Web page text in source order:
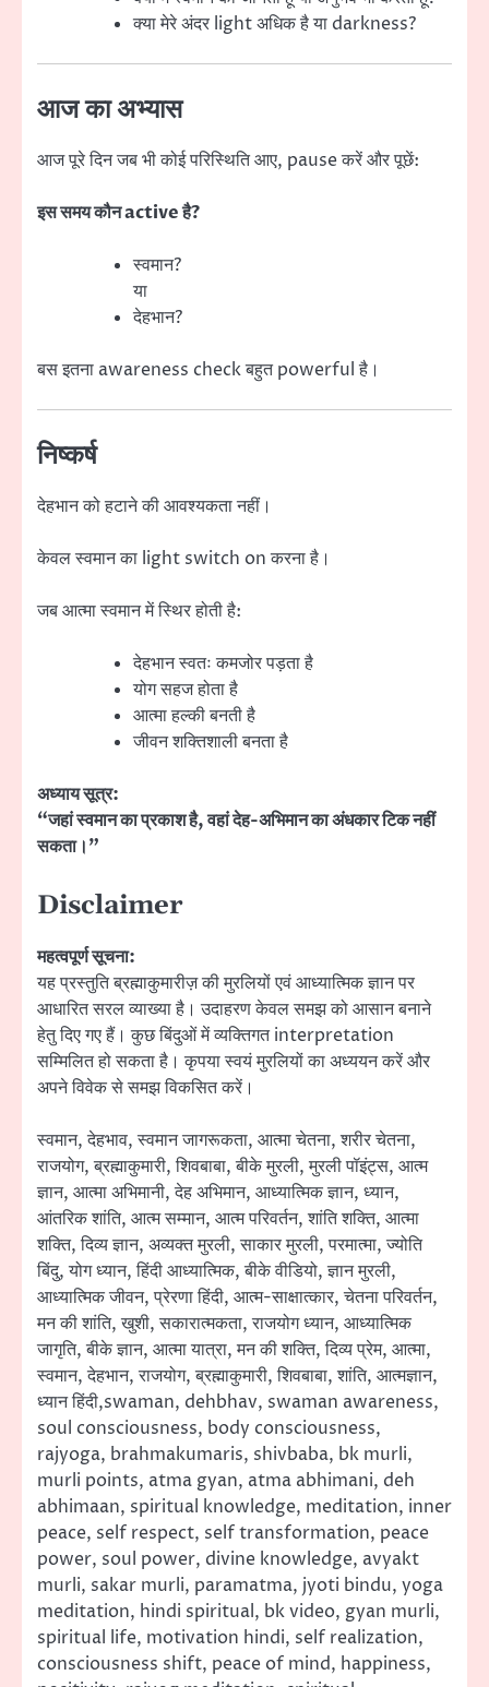
क्या मेरे अंदर light अधिक है या darkness?
आज का अभ्यास
आज पूरे दिन जब भी कोई परिस्थिति आए, pause करें और पूछें:
इस समय कौन active है?
स्वमान?
या
देहभान?
बस इतना awareness check बहुत powerful है।
निष्कर्ष
देहभान को हटाने की आवश्यकता नहीं।
केवल स्वमान का light switch on करना है।
जब आत्मा स्वमान में स्थिर होती है:
देहभान स्वतः कमजोर पड़ता है
योग सहज होता है
आत्मा हल्की बनती है
जीवन शक्तिशाली बनता है
अध्याय सूत्र:
“जहां स्वमान का प्रकाश है, वहां देह-अभिमान का अंधकार टिक नहीं
सकता।”
Disclaimer
महत्वपूर्ण सूचना:
यह प्रस्तुति ब्रह्माकुमारीज़ की मुरलियों एवं आध्यात्मिक ज्ञान पर
आधारित सरल व्याख्या है। उदाहरण केवल समझ को आसान बनाने
हेतु दिए गए हैं। कुछ बिंदुओं में व्यक्तिगत interpretation
सम्मिलित हो सकता है। कृपया स्वयं मुरलियों का अध्ययन करें और
अपने विवेक से समझ विकसित करें।
स्वमान, देहभाव, स्वमान जागरूकता, आत्मा चेतना, शरीर चेतना,
राजयोग, ब्रह्माकुमारी, शिवबाबा, बीके मुरली, मुरली पॉइंट्स, आत्म
ज्ञान, आत्मा अभिमानी, देह अभिमान, आध्यात्मिक ज्ञान, ध्यान,
आंतरिक शांति, आत्म सम्मान, आत्म परिवर्तन, शांति शक्ति, आत्मा
शक्ति, दिव्य ज्ञान, अव्यक्त मुरली, साकार मुरली, परमात्मा, ज्योति
बिंदु, योग ध्यान, हिंदी आध्यात्मिक, बीके वीडियो, ज्ञान मुरली,
आध्यात्मिक जीवन, प्रेरणा हिंदी, आत्म-साक्षात्कार, चेतना परिवर्तन,
मन की शांति, खुशी, सकारात्मकता, राजयोग ध्यान, आध्यात्मिक
जागृति, बीके ज्ञान, आत्मा यात्रा, मन की शक्ति, दिव्य प्रेम, आत्मा,
स्वमान, देहभान, राजयोग, ब्रह्माकुमारी, शिवबाबा, शांति, आत्मज्ञान,
ध्यान हिंदी,swaman, dehbhav, swaman awareness,
soul consciousness, body consciousness,
rajyoga, brahmakumaris, shivbaba, bk murli,
murli points, atma gyan, atma abhimani, deh
abhimaan, spiritual knowledge, meditation, inner
peace, self respect, self transformation, peace
power, soul power, divine knowledge, avyakt
murli, sakar murli, paramatma, jyoti bindu, yoga
meditation, hindi spiritual, bk video, gyan murli,
spiritual life, motivation hindi, self realization,
consciousness shift, peace of mind, happiness,